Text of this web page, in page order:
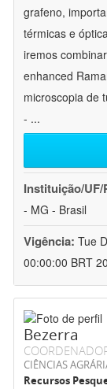
grafeno,
térmicas e
iremos
enhanced
microscopia de
- ...
Instituição/UF/
- MG - Brasil
Vigência: Tue
00:00:00 BRT
Bezerra
CIÊNCIAS
Recursos